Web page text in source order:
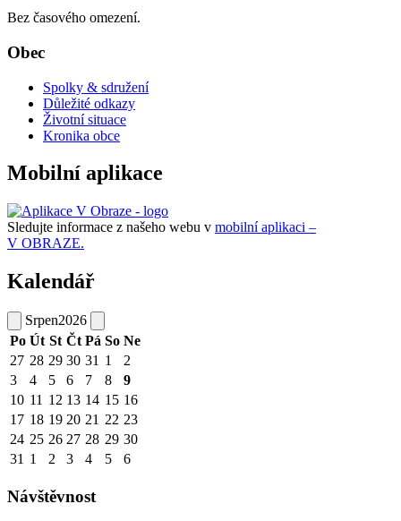
Bez časového omezení.
Obec
Spolky & sdružení
Důležité odkazy
Životní situace
Kronika obce
Mobilní aplikace
Sledujte informace z našeho webu v mobilní aplikaci –
V OBRAZE.
Kalendář
Srpen2026
Po Út St Čt Pá So Ne
27 28 29 30 31 1
2
3
4 5 6 7 8
9
10 11 12 13 14 15 16
17 18 19 20 21 22 23
24 25 26 27 28 29 30
31 1 2 3 4 5 6
Návštěvnost